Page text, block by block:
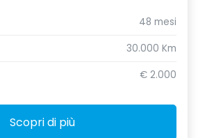
48 mesi
30.000 Km
€ 2.000
Scopri di più